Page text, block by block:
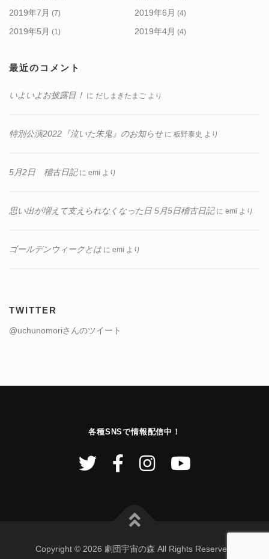
2019年7月 (7) 2019年6月 (4)
2019年5月 (1) 2019年4月 (4)
最近のコメント
いよいよお披露目！ に だしまきたまご より
特別公演2022『泣いた朱鬼』のお知らせに 板野泰史 より
5月2日 稽古日記に emi より
思い出が増えて支えられなくなった日 5月5日稽古日記に emi より
ゴールデンウィークとはに emi より
TWITTER
@uchunomoriさんのツイート
各種SNSで情報配信中！
Copyright © 2026 劇団宇宙の森 All Rights Reserved.